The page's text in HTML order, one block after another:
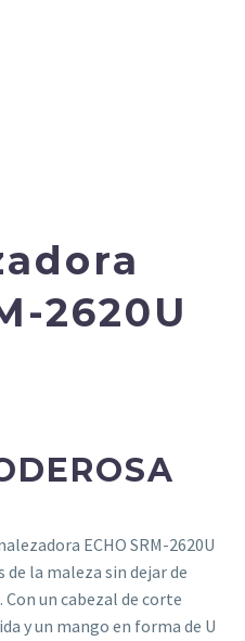
2620U
ECHO SRM-2620U
la maleza sin dejar de
un cabezal de corte
y un mango en forma de U